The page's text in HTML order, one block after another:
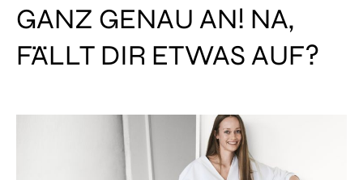
GANZ GENAU AN! NA,
FÄLLT DIR ETWAS AUF?